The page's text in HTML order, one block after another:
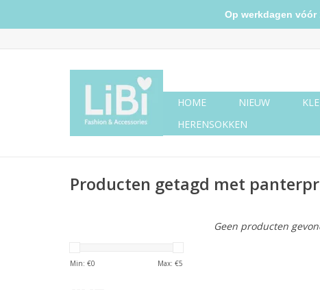
HOME NIEUW
HERENSOKKEN
Producten getagd met
Min: €0 Max: €5
Geen producten
Op werkdagen vóór